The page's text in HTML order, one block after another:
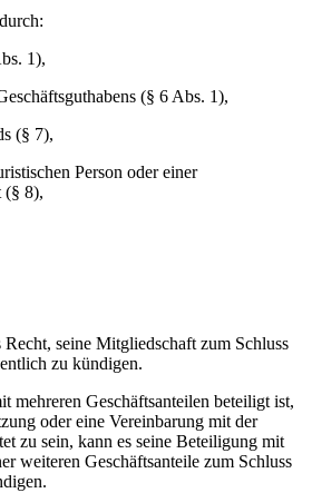
1),
(§ 6 Abs. 1),
(§ 7),
Person oder einer
(§ 8),
seine Mitgliedschaft zum Schluss
zu kündigen.
mehreren Geschäftsanteilen beteiligt ist,
oder eine Vereinbarung mit der
zu sein, kann es seine Beteiligung mit
weiteren Geschäftsanteile zum Schluss